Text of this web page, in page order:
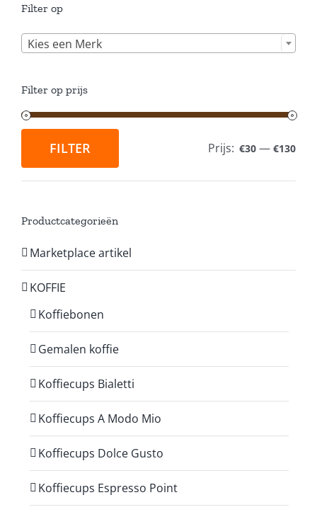
Filter op
Kies een Merk
Filter op prijs
prijs
prijs
FILTER Prijs: €30 — €130
Productcategorieën
Marketplace artikel
KOFFIE
Koffiebonen
Gemalen koffie
Koffiecups Bialetti
Koffiecups A Modo Mio
Koffiecups Dolce Gusto
Koffiecups Espresso Point